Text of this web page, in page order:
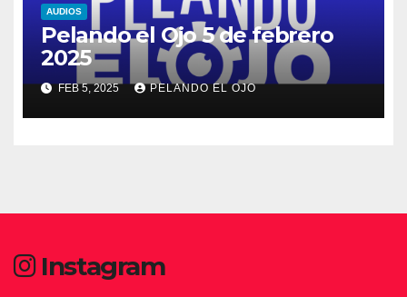
AUDIOS
Pelando el Ojo 5 de febrero
2025
FEB 5, 2025 PELANDO EL OJO
Instagram